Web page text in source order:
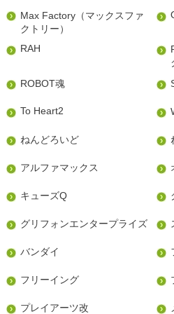
Max Factory（マックスファ
クトリー）
RAH
ROBOT魂
To Heart2
ねんどろいど
アルファマックス
キューズQ
グリフォンエンタープライズ
バンダイ
フリーイング
プレイアーツ改